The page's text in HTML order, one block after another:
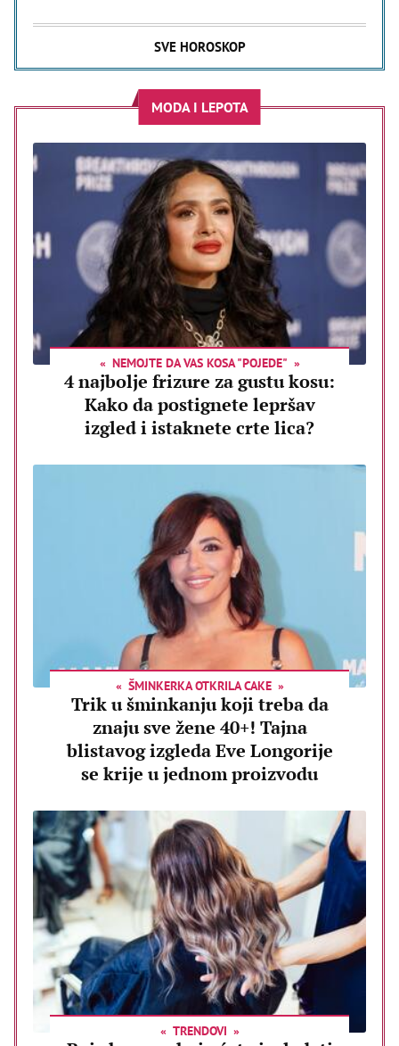
SVE HOROSKOP
MODA I LEPOTA
NEMOJTE DA VAS KOSA "POJEDE"
4 najbolje frizure za gustu kosu:
Kako da postignete lepršav
izgled i istaknete crte lica?
ŠMINKERKA OTKRILA CAKE
Trik u šminkanju koji treba da
znaju sve žene 40+! Tajna
blistavog izgleda Eve Longorije
se krije u jednom proizvodu
TRENDOVI